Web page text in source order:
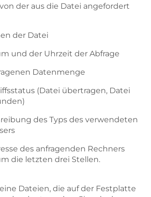
der aus die Datei angefordert
der Datei
und der Uhrzeit der Abfrage
Datenmenge
(Datei übertragen, Datei
des Typs des verwendeten
des anfragenden Rechners
die letzten drei Stellen.
Dateien, die auf der Festplatte